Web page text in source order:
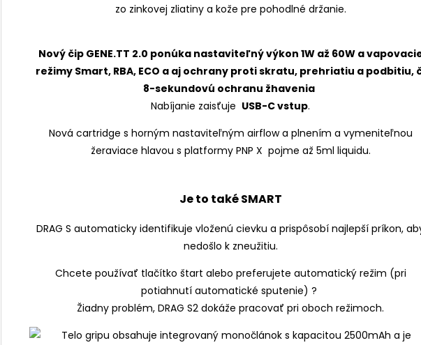
zo zinkovej zliatiny a kože pre pohodlné držanie.
Nový čip GENE.TT 2.0 ponúka nastaviteľný výkon 1W až 60W a
režimy Smart, RBA, ECO a aj ochrany proti skratu, prehriatiu a podbitiu,
8-sekundovú ochranu žhavenia
Nabíjanie zaisťuje USB-C vstup.
Nová cartridge s horným nastaviteľným airflow a plnením a vymeniteľnou
žeraviace hlavou s platformy PNP X pojme až 5ml liquidu.
Je to také SMART
DRAG S automaticky identifikuje vloženú cievku a prispôsobí najlepší príkon,
nedošlo k zneužitiu.
Chcete používať tlačítko štart alebo preferujete automatický režim (pri
potiahnutí automatické sputenie) ?
Žiadny problém, DRAG S2 dokáže pracovať pri oboch režimoch.